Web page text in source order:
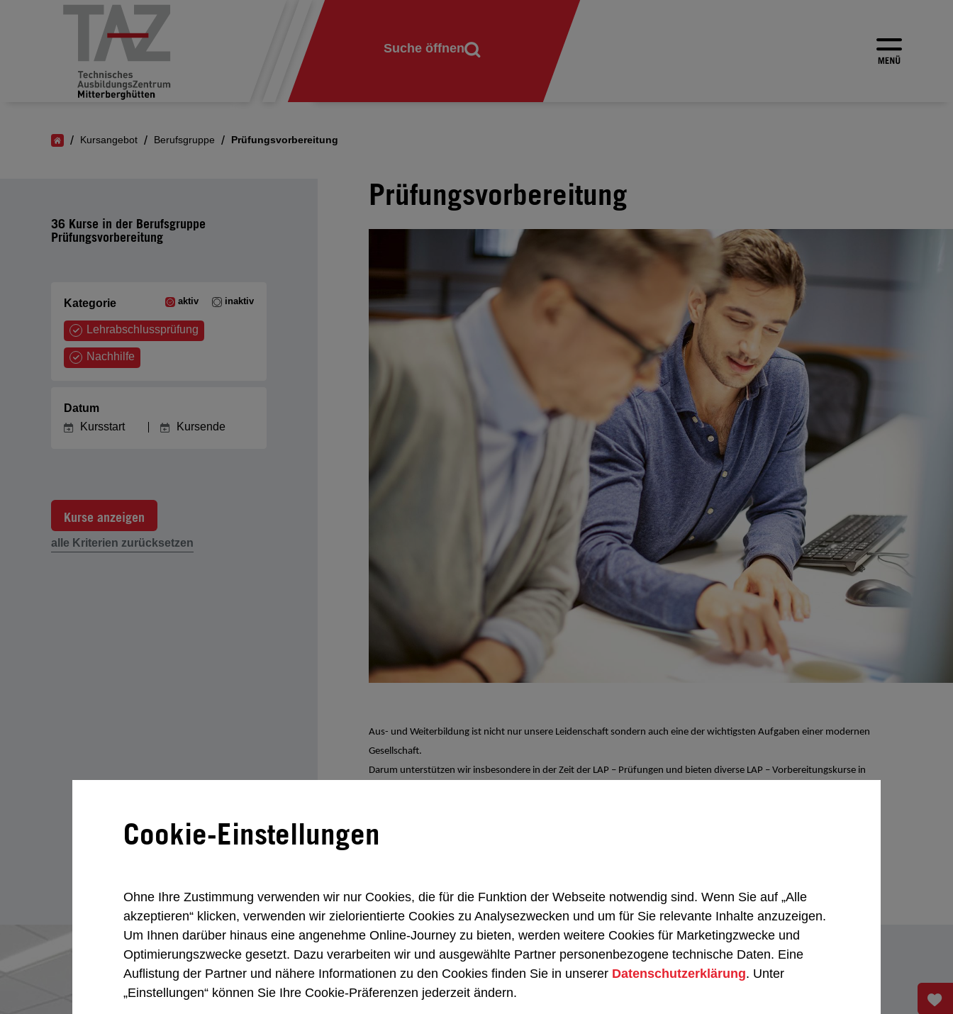
Suche öffnen
/ Kursangebot / Berufsgruppe / Prüfungsvorbereitung
36 Kurse in der Berufsgruppe
Prüfungsvorbereitung
Kategorie aktiv inaktiv
Lehrabschlussprüfung
Nachhilfe
Datum
Kurse anzeigen
alle Kriterien zurücksetzen
Prüfungsvorbereitung
Aus- und Weiterbildung ist nicht nur unsere Leidenschaft sondern auch eine der wichtigsten Aufgaben einer modernen
Gesellschaft.
Darum unterstützen wir insbesondere in der Zeit der LAP – Prüfungen und bieten diverse LAP – Vorbereitungskurse in
Prüfungsvorbereitung
// BERATUNG
Kostenloses Beratungsgespräch
Cookie-Einstellungen
Ohne Ihre Zustimmung verwenden wir nur Cookies, die für die Funktion der Webseite notwendig sind. Wenn Sie auf „Alle
akzeptieren“ klicken, verwenden wir zielorientierte Cookies zu Analysezwecken und um für Sie relevante Inhalte anzuzeigen.
Um Ihnen darüber hinaus eine angenehme Online-Journey zu bieten, werden weitere Cookies für Marketingzwecke und
Optimierungszwecke gesetzt. Dazu verarbeiten wir und ausgewählte Partner personenbezogene technische Daten. Eine
Auflistung der Partner und nähere Informationen zu den Cookies finden Sie in unserer Datenschutzerklärung. Unter
„Einstellungen“ können Sie Ihre Cookie-Präferenzen jederzeit ändern.